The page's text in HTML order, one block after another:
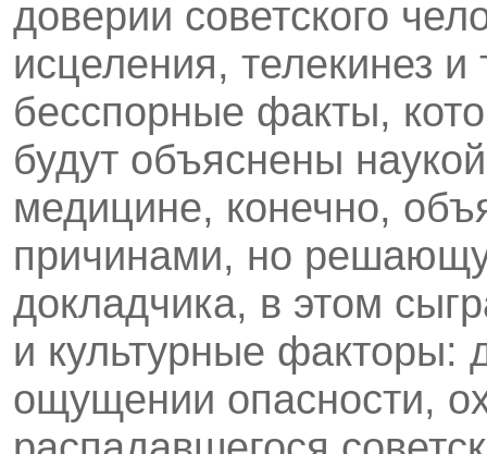
доверии советского
исцеления, телекинез
бесспорные факты,
будут объяснены
медицине, конечно,
причинами, но
докладчика, в этом
и культурные факторы:
ощущении опасности,